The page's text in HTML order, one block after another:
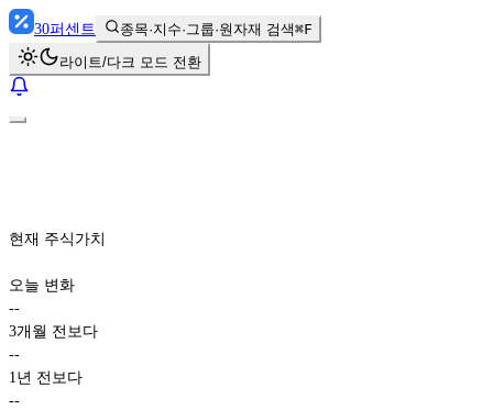
30퍼센트 종목·지수·그룹·원자재 검색⌘F
라이트/다크 모드 전환
현재 주식가치
오늘 변화
--
3개월 전보다
--
1년 전보다
--